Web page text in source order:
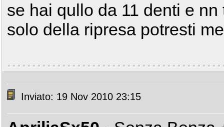
se hai qullo da 11 denti e
solo della ripresa potresti
Inviato: 19 Nov 2010 23:15